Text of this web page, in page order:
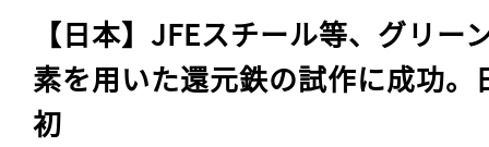
【日本】JFEスチール等、グリー
素を用いた還元鉄の試作に成功。
初